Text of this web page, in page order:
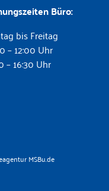
Büro:
bis Freitag
– 12:00 Uhr
– 16:30 Uhr
MSBu.de